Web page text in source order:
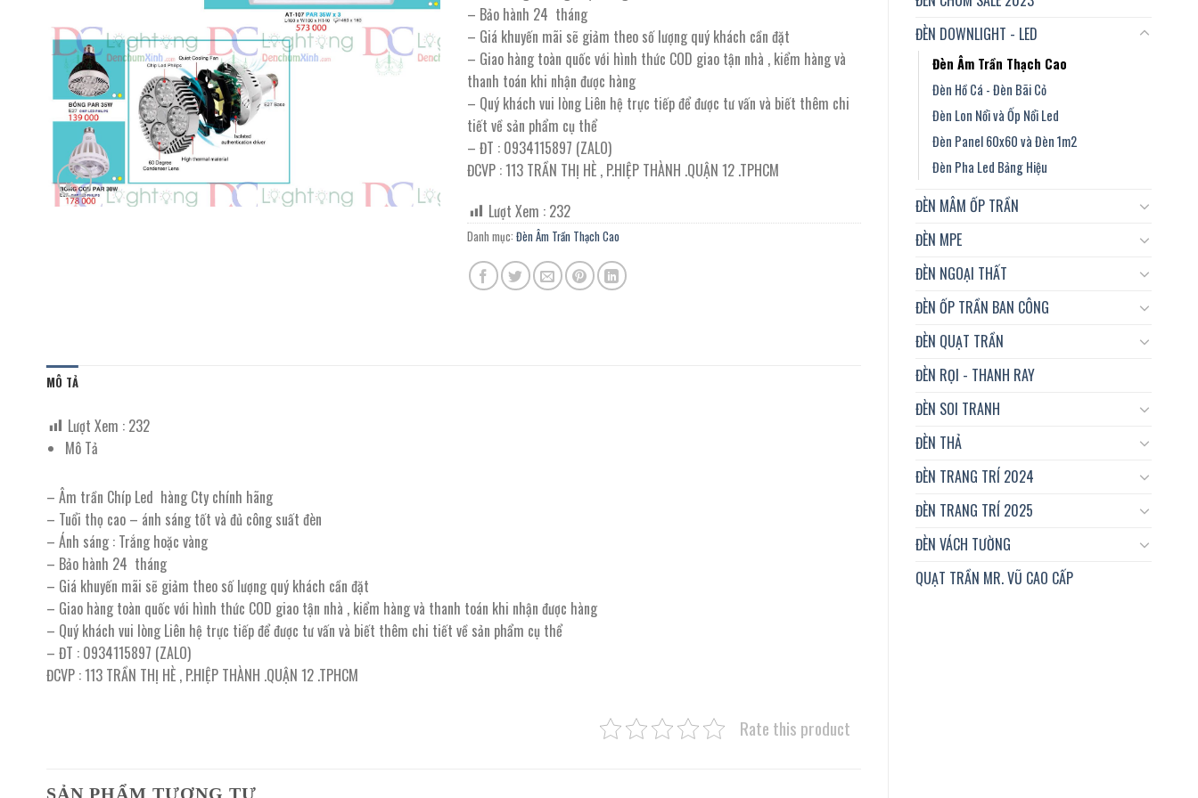
ĐÈN DOWNLIGHT - LED
Đèn Âm Trần Thạch Cao
Đèn Hồ Cá - Đèn Bãi Cỏ
Đèn Lon Nổi và Ốp Nổi Led
Đèn Panel 60x60 và Đèn 1m2
Đèn Pha Led Bảng Hiệu
ĐÈN MÂM ỐP TRẦN
ĐÈN MPE
ĐÈN NGOẠI THẤT
ĐÈN ỐP TRẦN BAN CÔNG
ĐÈN QUẠT TRẦN
ĐÈN RỌI - THANH RAY
ĐÈN SOI TRANH
ĐÈN THẢ
ĐÈN TRANG TRÍ 2024
ĐÈN TRANG TRÍ 2025
ĐÈN VÁCH TƯỜNG
QUẠT TRẦN MR. VŨ CAO CẤP
– Bảo hành 24 tháng
– Giá khuyến mãi sẽ giảm theo số lượng quý khách cần đặt
– Giao hàng toàn quốc với hình thức COD giao tận nhà , kiểm hàng và
thanh toán khi nhận được hàng
– Quý khách vui lòng Liên hệ trực tiếp để được tư vấn và biết thêm chi
tiết về sản phẩm cụ thể
– ĐT : 0934115897 (ZALO)
ĐCVP : 113 TRẦN THỊ HÈ , P.HIỆP THÀNH .QUẬN 12 .TPHCM
Lượt Xem : 232
Danh mục: Đèn Âm Trần Thạch Cao
MÔ TẢ
Lượt Xem : 232
Mô Tả
– Âm trần Chíp Led hàng Cty chính hãng
– Tuổi thọ cao – ánh sáng tốt và đủ công suất đèn
– Ánh sáng : Trắng hoặc vàng
– Bảo hành 24 tháng
– Giá khuyến mãi sẽ giảm theo số lượng quý khách cần đặt
– Giao hàng toàn quốc với hình thức COD giao tận nhà , kiểm hàng và thanh toán khi nhận được hàng
– Quý khách vui lòng Liên hệ trực tiếp để được tư vấn và biết thêm chi tiết về sản phẩm cụ thể
– ĐT : 0934115897 (ZALO)
ĐCVP : 113 TRẦN THỊ HÈ , P.HIỆP THÀNH .QUẬN 12 .TPHCM
Rate this product
SẢN PHẨM TƯƠNG TỰ